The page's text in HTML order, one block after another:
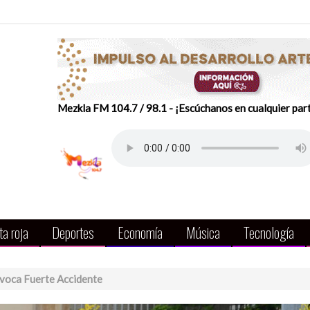
Mezkla FM 104.7 / 98.1 - ¡Escúchanos en cualquier
roja Deportes Economía Música Tecnología
Fuerte Accidente